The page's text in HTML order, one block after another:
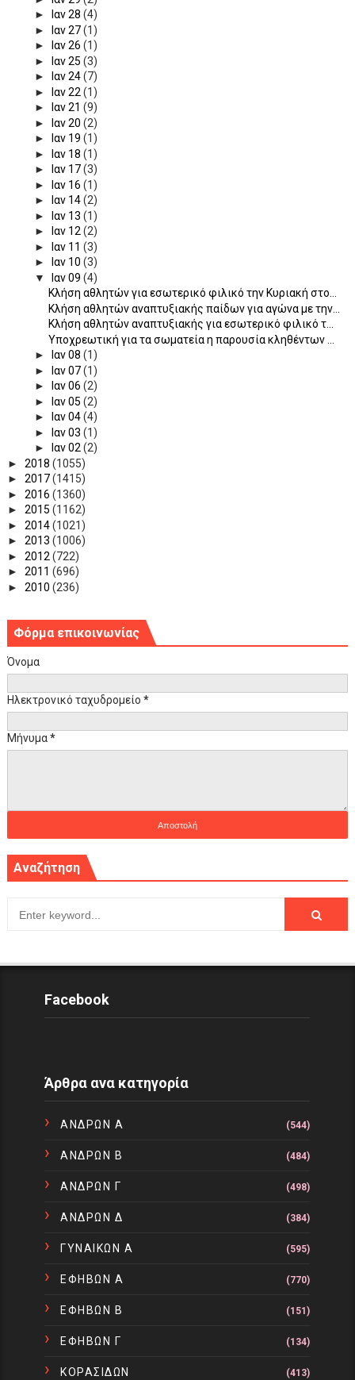
►
Ιαν 28 (4)
►
Ιαν 27(1)
►
Ιαν 26 (1)
►
Ιαν 25 (3)
►
Ιαν 24(7)
►
Ιαν 22 (1)
►
Ιαν 21 (9)
►
Ιαν 20 (2)
►
Ιαν 19 (1)
►
Ιαν 18 (1)
►
Ιαν 17(3)
►
Ιαν 16 (1)
►
Ιαν 14(2)
►
Ιαν 13 (1)
►
Ιαν 12(2)
►
Ιαν 11 (3)
►
Ιαν 10 (3)
▼
Ιαν 09 (4)
Κλήση αθλητών για εσωτερικό φιλικό την Κυριακή στο...
Κλήση αθλητών αναπτυξιακής παίδων για αγώνα με την...
Κλήση αθλητών αναπτυξιακής για εσωτερικό φιλικό τ...
Υποχρεωτική για τα σωματεία η παρουσία κληθέντων ...
►
Ιαν 08 (1)
►
Ιαν 07(1)
►
Ιαν 06 (2)
►
Ιαν 05 (2)
►
Ιαν 04(4)
►
Ιαν 03 (1)
►
Ιαν 02(2)
► 2018 (1055)
► 2017(1415)
► 2016 (1360)
► 2015 (1162)
► 2014(1021)
► 2013 (1006)
► 2012 (722)
► 2011 (696)
► 2010 (236)
Φόρμα επικοινωνίας
Όνομα
Ηλεκτρονικό ταχυδρομείο *
Μήνυμα*
Αναζήτηση
Facebook
Άρθρα ανα κατηγορία
ΑΝΔΡΩΝ Α (544)
ΑΝΔΡΩΝ Β (484)
ΑΝΔΡΩΝ Γ (498)
ΑΝΔΡΩΝ Δ (384)
ΓΥΝΑΙΚΩΝ Α (595)
ΕΦΗΒΩΝ Α (770)
ΕΦΗΒΩΝ Β (151)
ΕΦΗΒΩΝ Γ (134)
ΚΟΡΑΣΙΔΩΝ (413)